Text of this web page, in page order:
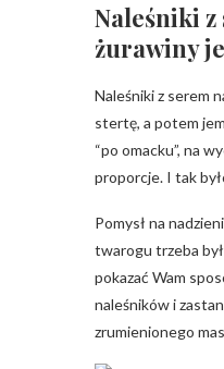
Naleśniki z
żurawiny
Naleśniki z serem
stertę, a potem
“po omacku”, na
proporcje. I tak
Pomysł na
twarogu trzeba
pokazać Wam
naleśników i
zrumienionego